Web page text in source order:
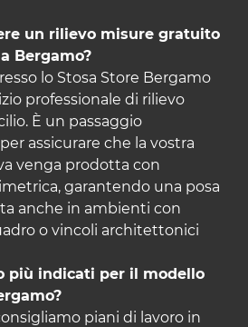
un rilievo misure gratuito
Bergamo?
lo Stosa Store Bergamo
professionale di rilievo
È un passaggio
assicurare che la vostra
venga prodotta con
garantendo una posa
anche in ambienti con
o vincoli architettonici
più indicati per il modello
piani di lavoro in